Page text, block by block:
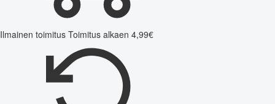
Ilmainen toimitus Toimitus alkaen 4,99€